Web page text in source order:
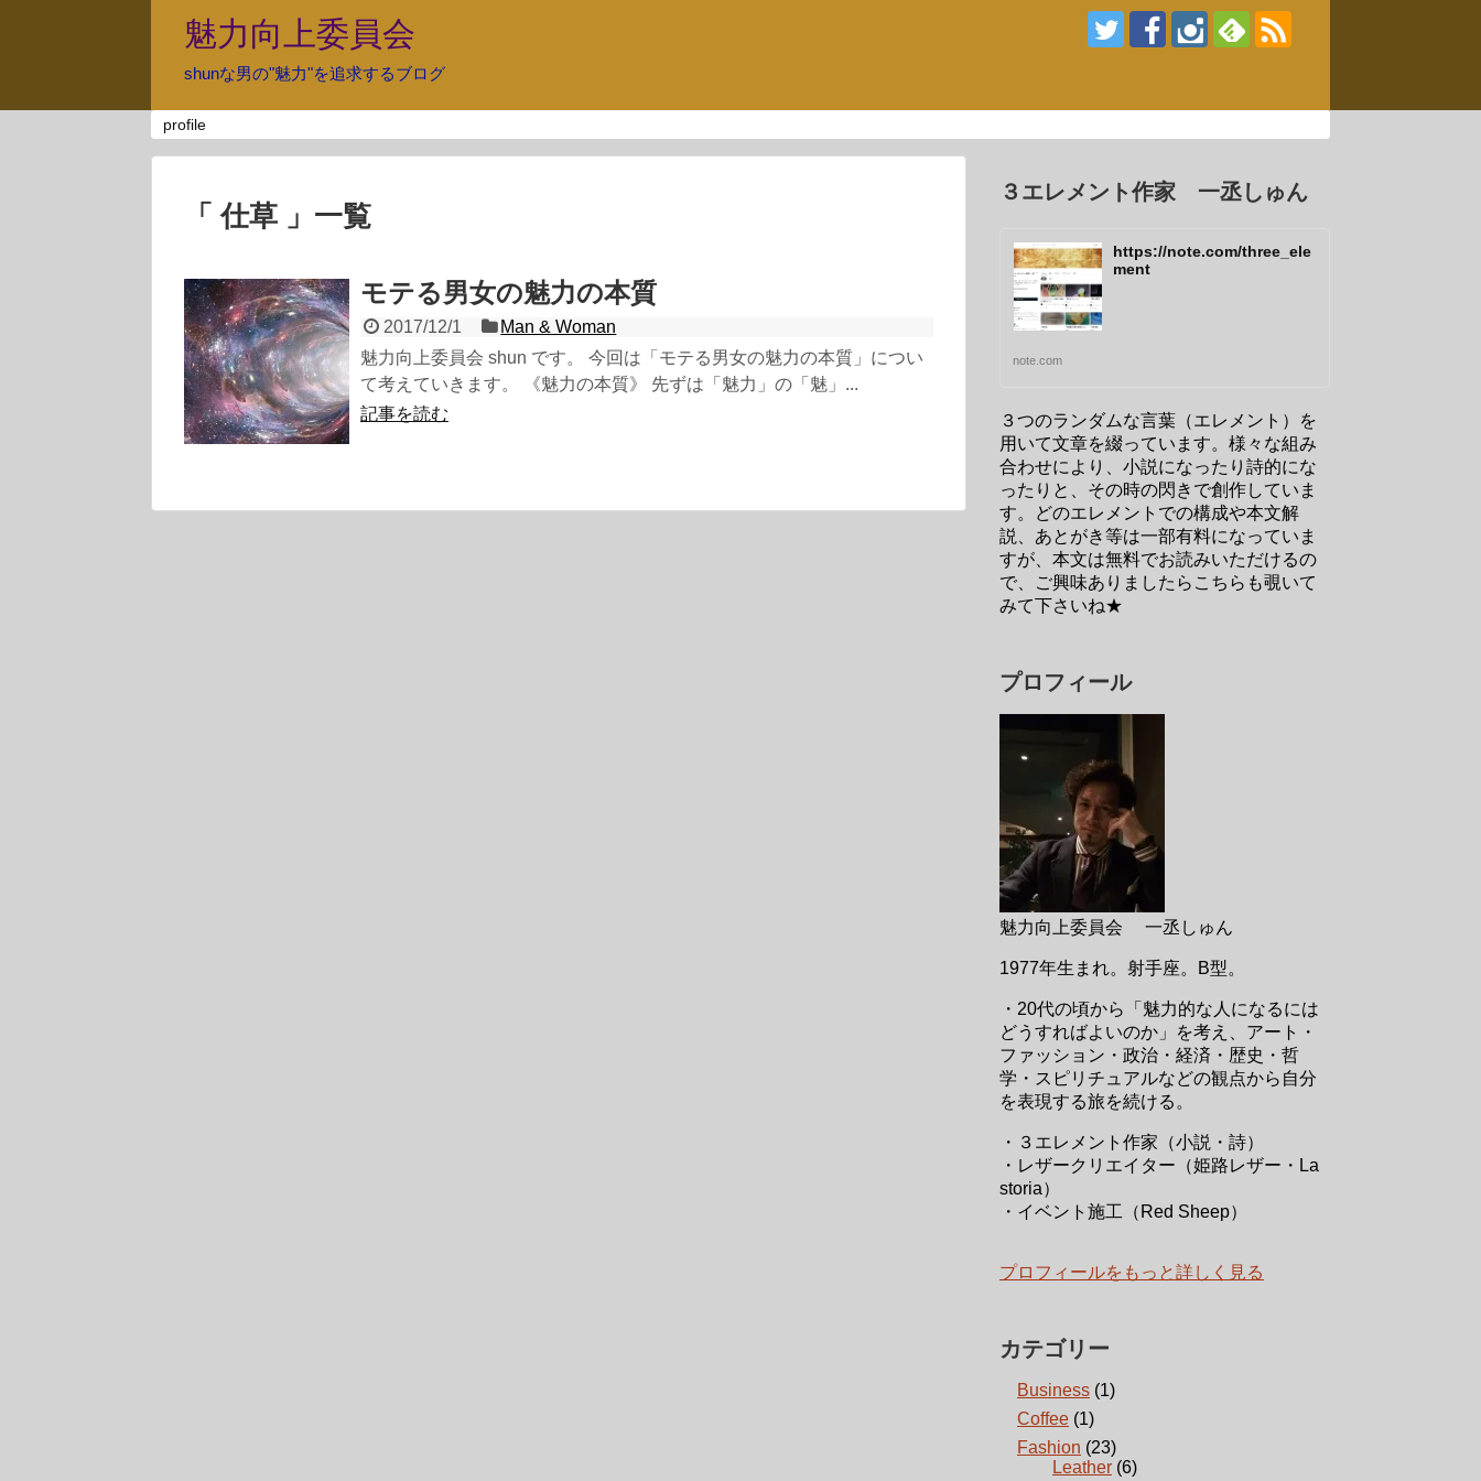
魅力向上委員会
shunな男の"魅力"を追求するブログ
profile
「 仕草 」一覧
モテる男女の魅力の本質
2017/12/1
Man & Woman
魅力向上委員会 shun です。 今回は「モテる男女の魅力の本質」につい
て考えていきます。 《魅力の本質》 先ずは「魅力」の「魅」...
記事を読む
３エレメント作家 一丞しゅん
https://note.com/three_ele
ment
note.com
３つのランダムな言葉（エレメント）を
用いて文章を綴っています。様々な組み
合わせにより、小説になったり詩的にな
ったりと、その時の閃きで創作していま
す。どのエレメントでの構成や本文解
説、あとがき等は一部有料になっていま
すが、本文は無料でお読みいただけるの
で、ご興味ありましたらこちらも覗いて
みて下さいね★
プロフィール
魅力向上委員会 一丞しゅん
1977年生まれ。射手座。B型。
・20代の頃から「魅力的な人になるには
どうすればよいのか」を考え、アート・
ファッション・政治・経済・歴史・哲
学・スピリチュアルなどの観点から自分
を表現する旅を続ける。
・３エレメント作家（小説・詩）
・レザークリエイター（姫路レザー・La
storia）
・イベント施工（Red Sheep）
プロフィールをもっと詳しく見る
カテゴリー
Business (1)
Coffee (1)
Fashion (23)
Leather (6)